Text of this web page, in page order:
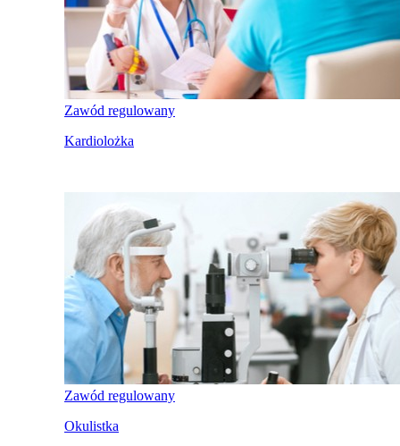
Zawód regulowany
Kardiolożka
Zawód regulowany
Okulistka